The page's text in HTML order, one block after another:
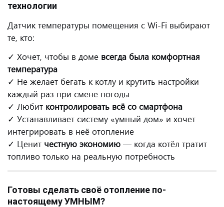
технологии
Датчик температуры помещения с Wi-Fi выбирают
те, кто:
✓ Хочет, чтобы в доме всегда была комфортная
температура
✓ Не желает бегать к котлу и крутить настройки
каждый раз при смене погоды
✓ Любит контролировать всё со смартфона
✓ Устанавливает систему «умный дом» и хочет
интегрировать в неё отопление
✓ Ценит честную экономию — когда котёл тратит
топливо только на реальную потребность
Готовы сделать своё отопление по-
настоящему УМНЫМ?